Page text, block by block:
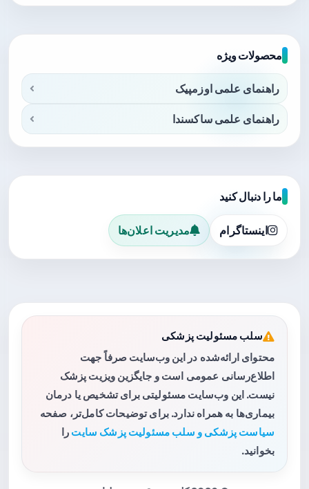
محصولات ویژه
راهنمای علمی اوزمپیک
راهنمای علمی ساکسندا
ما را دنبال کنید
اینستاگرام مدیریت اعلان‌ها
سلب مسئولیت پزشکی
محتوای ارائه‌شده در این وب‌سایت صرفاً جهت
اطلاع‌رسانی عمومی است و جایگزین ویزیت پزشک
نیست. این وب‌سایت مسئولیتی برای تشخیص یا درمان
بیماری‌ها به همراه ندارد. برای توضیحات کامل‌تر، صفحه
سیاست پزشکی و سلب مسئولیت پزشک سایت را
بخوانید.